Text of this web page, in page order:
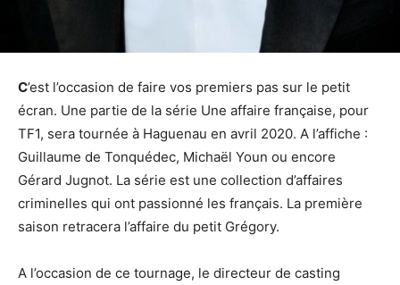
C’est l’occasion de faire vos premiers pas sur le petit
écran. Une partie de la série Une affaire française, pour
TF1, sera tournée à Haguenau en avril 2020. A l’affiche :
Guillaume de Tonquédec, Michaël Youn ou encore
Gérard Jugnot. La série est une collection d’affaires
criminelles qui ont passionné les français. La première
saison retracera l’affaire du petit Grégory.
A l’occasion de ce tournage, le directeur de casting